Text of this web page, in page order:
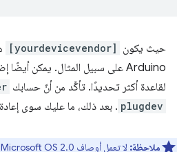
حيث يكون [yourdevicevendor]
Arduino على سبيل المثال. يمكن أيضًا إضافة
لقاعدة أكثر تحديدًا. تأكَّد من أنّ حسابك
plugdev . بعد ذلك، ما عليك سوى
ملاحظة: